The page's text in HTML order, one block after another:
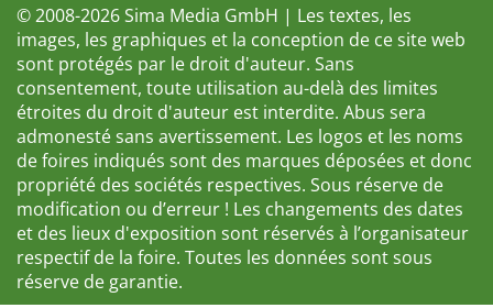
© 2008-2026 Sima Media GmbH | Les textes, les
images, les graphiques et la conception de ce site web
sont protégés par le droit d'auteur. Sans
consentement, toute utilisation au-delà des limites
étroites du droit d'auteur est interdite. Abus sera
admonesté sans avertissement. Les logos et les noms
de foires indiqués sont des marques déposées et donc
propriété des sociétés respectives. Sous réserve de
modification ou d’erreur ! Les changements des dates
et des lieux d'exposition sont réservés à l’organisateur
respectif de la foire. Toutes les données sont sous
réserve de garantie.